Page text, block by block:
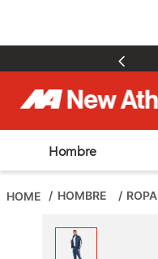
Hombre
HOMBRE ROPA
.
zapatillas hombre
zapatillas futbol